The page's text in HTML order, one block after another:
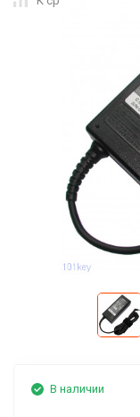
В наличии